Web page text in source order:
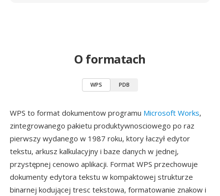
O formatach
WPS PDB
WPS to format dokumentow programu Microsoft Works,
zintegrowanego pakietu produktywnosciowego po raz
pierwszy wydanego w 1987 roku, ktory łaczył edytor
tekstu, arkusz kalkulacyjny i baze danych w jednej,
przystępnej cenowo aplikacji. Format WPS przechowuje
dokumenty edytora tekstu w kompaktowej strukturze
binarnej kodującej tresc tekstowa, formatowanie znakow i